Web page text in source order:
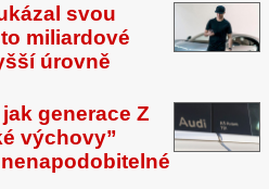
svou
miliardové
úrovně
generace Z
výchovy”